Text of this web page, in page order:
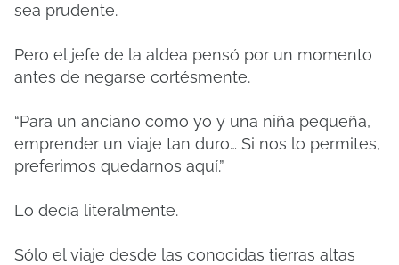
sea prudente.
Pero el jefe de la aldea pensó por un momento
antes de negarse cortésmente.
“Para un anciano como yo y una niña pequeña,
emprender un viaje tan duro… Si nos lo permites,
preferimos quedarnos aquí.”
Lo decía literalmente.
Sólo el viaje desde las conocidas tierras altas